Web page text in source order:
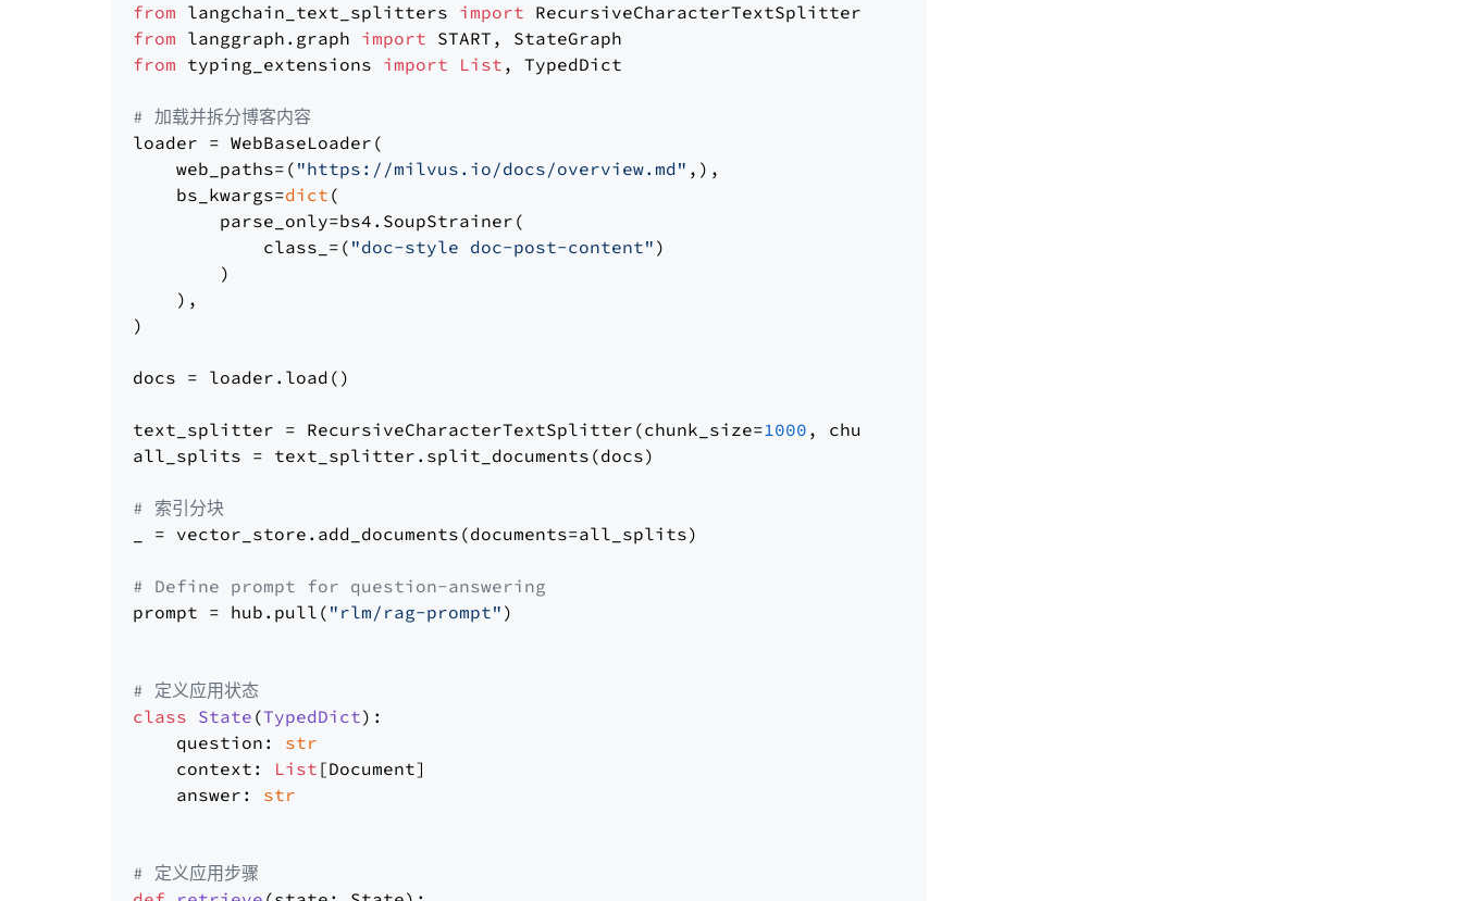
from langchain_text_splitters import
from langgraph.graph import
from typing_extensions import List , TypedDict
# 加载并拆分博客内容
loader = WebBaseLoader(
    web_paths=(
"https://milvus.io/docs/overview.md" ,),
    bs_kwargs=
dict (
        parse_only=bs4.SoupStrainer(
            class_=(
"doc-style doc-post-content" )
        )
    ),
)
docs = loader.load()
text_splitter = RecursiveCharacterTextSplitter(chunk_size=1000 , chunk_overlap=
all_splits = text_splitter.split_documents(docs)
# 索引分块
_ = vector_store.add_documents(documents=all_splits)
# Define prompt for question-answering
prompt = hub.pull( "rlm/rag-prompt" )
# 定义应用状态
class State (TypedDict):
    question:
str
    context:
List [Document]
    answer:
str
# 定义应用步骤